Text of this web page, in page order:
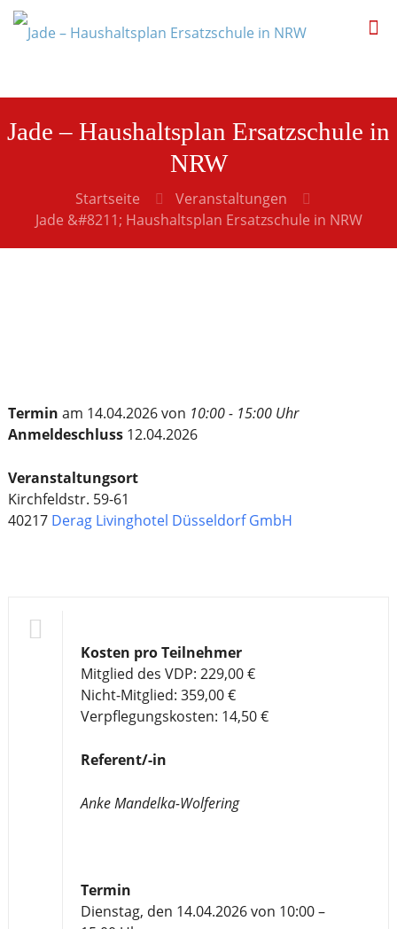
Jade – Haushaltsplan Ersatzschule in
NRW
Startseite
Veranstaltungen
Jade &#8211; Haushaltsplan Ersatzschule in NRW
Termin am 14.04.2026 von 10:00 - 15:00 Uhr
Anmeldeschluss 12.04.2026
Veranstaltungsort
Kirchfeldstr. 59-61
40217 Derag Livinghotel Düsseldorf GmbH
Kosten pro Teilnehmer
Mitglied des VDP: 229,00 €
Nicht-Mitglied: 359,00 €
Verpflegungskosten: 14,50 €
Referent/-in
Anke Mandelka-Wolfering
Termin
Dienstag, den 14.04.2026 von 10:00 –